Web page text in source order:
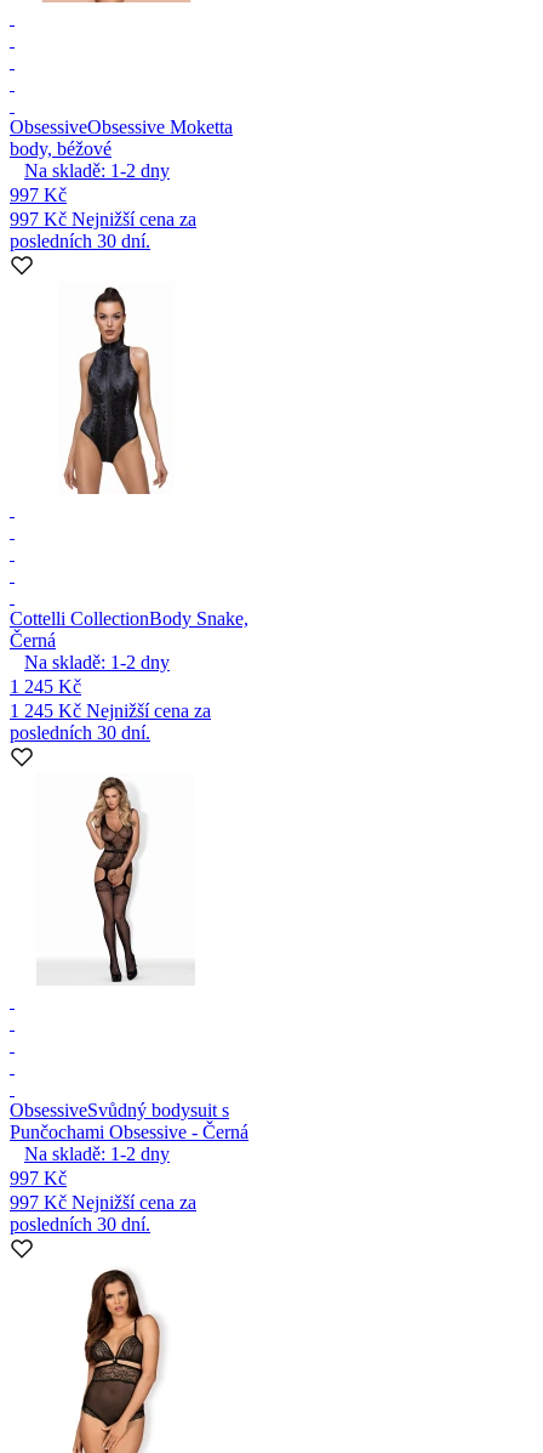
ObsessiveObsessive Moketta
body, béžové
Na skladě: 1-2 dny
997 Kč
997 Kč Nejnižší cena za
posledních 30 dní.
Cottelli CollectionBody Snake,
Černá
Na skladě: 1-2 dny
1 245 Kč
1 245 Kč Nejnižší cena za
posledních 30 dní.
ObsessiveSvůdný bodysuit s
Punčochami Obsessive - Černá
Na skladě: 1-2 dny
997 Kč
997 Kč Nejnižší cena za
posledních 30 dní.